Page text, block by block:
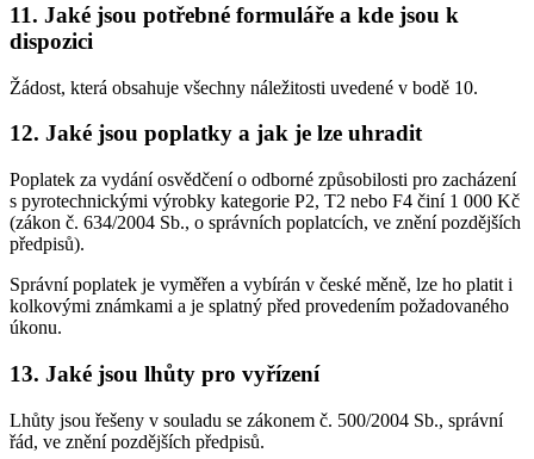
11. Jaké jsou potřebné formuláře a kde jsou k
dispozici
Žádost, která obsahuje všechny náležitosti uvedené v bodě 10.
12. Jaké jsou poplatky a jak je lze uhradit
Poplatek za vydání osvědčení o odborné způsobilosti pro zacházení
s pyrotechnickými výrobky kategorie P2, T2 nebo F4 činí 1 000 Kč
(zákon č. 634/2004 Sb., o správních poplatcích, ve znění pozdějších
předpisů).
Správní poplatek je vyměřen a vybírán v české měně, lze ho platit i
kolkovými známkami a je splatný před provedením požadovaného
úkonu.
13. Jaké jsou lhůty pro vyřízení
Lhůty jsou řešeny v souladu se zákonem č. 500/2004 Sb., správní
řád, ve znění pozdějších předpisů.